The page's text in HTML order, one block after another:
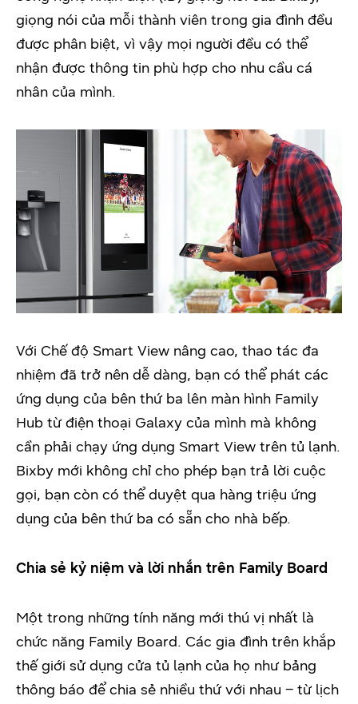
giọng nói của mỗi thành viên trong gia đình đều
được phân biệt, vì vậy mọi người đều có thể
nhận được thông tin phù hợp cho nhu cầu cá
nhân của mình.
Với Chế độ Smart View nâng cao, thao tác đa
nhiệm đã trở nên dễ dàng, bạn có thể phát các
ứng dụng của bên thứ ba lên màn hình Family
Hub từ điện thoại Galaxy của mình mà không
cần phải chạy ứng dụng Smart View trên tủ lạnh.
Bixby mới không chỉ cho phép bạn trả lời cuộc
gọi, bạn còn có thể duyệt qua hàng triệu ứng
dụng của bên thứ ba có sẵn cho nhà bếp.
Chia sẻ kỷ niệm và lời nhắn trên Family Board
Một trong những tính năng mới thú vị nhất là
chức năng Family Board. Các gia đình trên khắp
thế giới sử dụng cửa tủ lạnh của họ như bảng
thông báo để chia sẻ nhiều thứ với nhau – từ lịch